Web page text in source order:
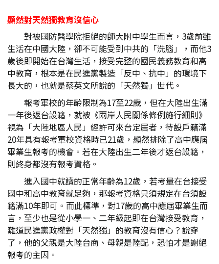
顯然對天然獨教育沒信心
對被國防醫學院拒絕的師大附中學生而言，3歲前雖
生活在中國大陸，卻不可能受到中共的「洗腦」，而他3
歲後即開始在台灣生活，接受完整的國民義務教育和高
中教育，根本是在民進黨製造「反中、抗中」的環境下
長大的，也就是蔡英文所說的「天然獨」世代。
報考軍校的年齡限制為17至22歲，但在大陸出生滿
一年後返台設籍，就被《兩岸人民關係條例施行細則》
視為「大陸地區人民」經許可來台定居者，待設戶籍滿
20年具有報考軍校資格時已21歲，顯然排除了高中應屆
畢業生報考的機會。若在大陸出生二年後才返台設籍，
則終身都沒有報考資格。
進入國中就讀的正常年齡為12歲，若考量在台接受
國中和高中教育就足夠，那報考資格只須規定在台須設
籍滿10年即可。而此標準，對17歲的高中應屆畢業生而
言，至少也是從小學一、二年級起即在台灣接受教育，
難道民進黨政權對「天然獨」的教育沒有信心？說穿
了，他的父親是大陸台商、母親是陸配，恐怕才是謝絕
報考的主因。